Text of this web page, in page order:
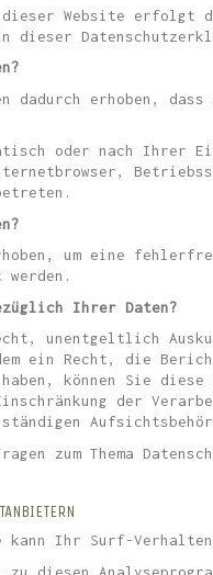
Website erfolgt
dadurch erhoben,
oder nach Ihrer
um eine
werden.
Ihrer Daten?
unentgeltlich
ein Recht, die
können Sie
der
zum Thema
kann Ihr Surf-
diesen